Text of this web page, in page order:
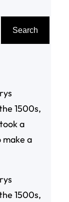
Search
1500s,
a
a
1500s,